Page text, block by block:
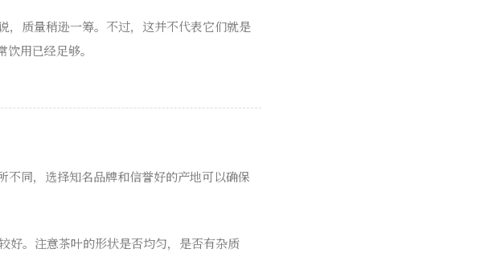
，质量稍逊一筹。不过，这并不代表它们就是
用已经足够。
不同，选择知名品牌和信誉好的产地可以确保
好。注意茶叶的形状是否均匀，是否有杂质